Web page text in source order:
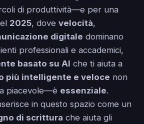
di produttività—e per una
2025, dove velocità,
digitale dominano
professionali e accademici,
basato su AI che ti aiuta a
più intelligente e veloce non
piacevole—è essenziale.
in questo spazio come un
di scrittura che aiuta gli